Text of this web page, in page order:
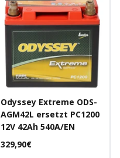
Odyssey Extreme ODS-
AGM42L ersetzt PC1200
12V 42Ah 540A/EN
Angebotspreis
329,90€